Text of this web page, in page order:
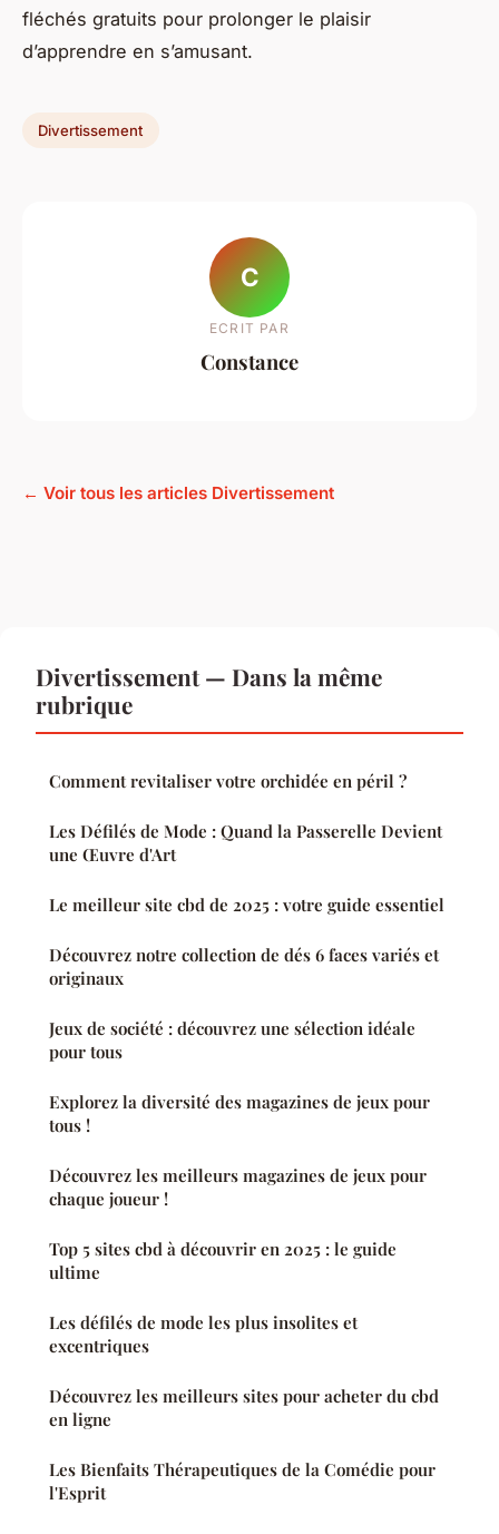
fléchés gratuits pour prolonger le plaisir
d’apprendre en s’amusant.
Divertissement
C
ECRIT PAR
Constance
← Voir tous les articles Divertissement
Divertissement — Dans la même
rubrique
Comment revitaliser votre orchidée en péril ?
Les Défilés de Mode : Quand la Passerelle Devient
une Œuvre d'Art
Le meilleur site cbd de 2025 : votre guide essentiel
Découvrez notre collection de dés 6 faces variés et
originaux
Jeux de société : découvrez une sélection idéale
pour tous
Explorez la diversité des magazines de jeux pour
tous !
Découvrez les meilleurs magazines de jeux pour
chaque joueur !
Top 5 sites cbd à découvrir en 2025 : le guide
ultime
Les défilés de mode les plus insolites et
excentriques
Découvrez les meilleurs sites pour acheter du cbd
en ligne
Les Bienfaits Thérapeutiques de la Comédie pour
l'Esprit